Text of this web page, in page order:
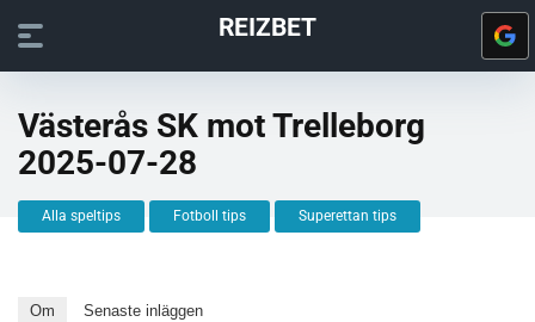
REIZBET
Västerås SK mot Trelleborg
2025-07-28
Alla speltips Fotboll tips Superettan tips
Om Senaste inläggen